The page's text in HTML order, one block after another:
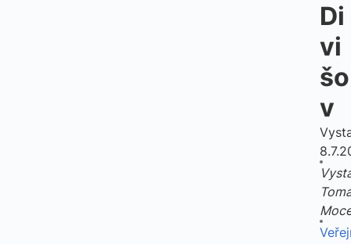
Di
vi
šo
v